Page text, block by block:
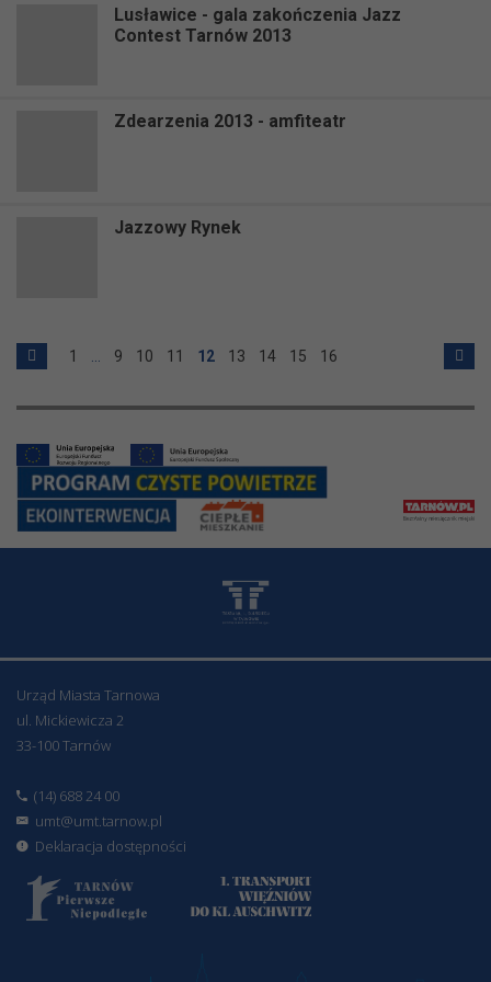
Lusławice - gala zakończenia Jazz
Contest Tarnów 2013
Zdearzenia 2013 - amfiteatr
Jazzowy Rynek
1 9 10 11 12 13 14 15 16
Urząd Miasta Tarnowa
ul. Mickiewicza 2
33-100 Tarnów
(14) 688 24 00
umt@umt.tarnow.pl
Deklaracja dostępności